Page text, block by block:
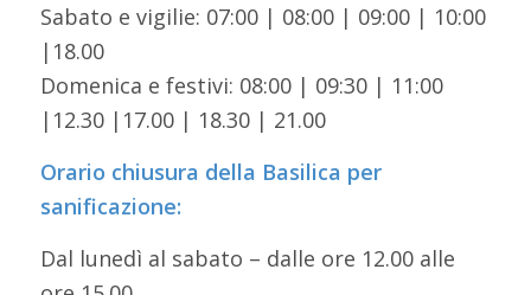
Sabato e vigilie: 07:00 | 08:00 | 09:00 | 10:00
|18.00
Domenica e festivi: 08:00 | 09:30 | 11:00
|12.30 |17.00 | 18.30 | 21.00
Orario chiusura della Basilica per
sanificazione:
Dal lunedì al sabato – dalle ore 12.00 alle